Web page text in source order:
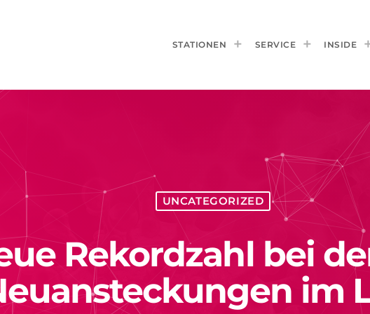
STATIONEN SERVICE INSIDE
UNCATEGORIZED
Rekordzahl bei
im